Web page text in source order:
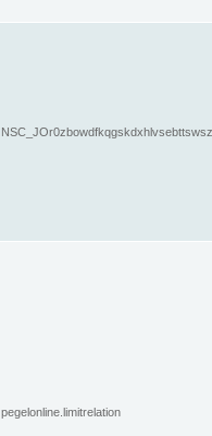
pegelonline.limitrelation